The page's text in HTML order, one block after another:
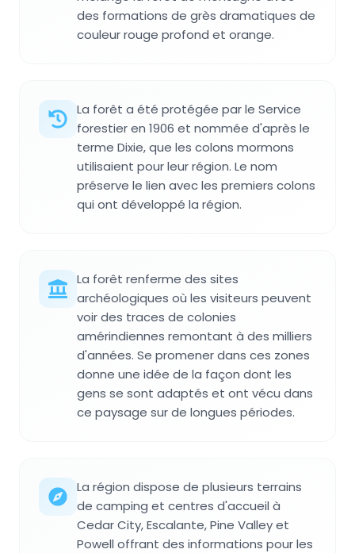
des formations de grès dramatiques de
couleur rouge profond et orange.
La forêt a été protégée par le Service
forestier en 1906 et nommée d'après le
terme Dixie, que les colons mormons
utilisaient pour leur région. Le nom
préserve le lien avec les premiers colons
qui ont développé la région.
La forêt renferme des sites
archéologiques où les visiteurs peuvent
voir des traces de colonies
amérindiennes remontant à des milliers
d'années. Se promener dans ces zones
donne une idée de la façon dont les
gens se sont adaptés et ont vécu dans
ce paysage sur de longues périodes.
La région dispose de plusieurs terrains
de camping et centres d'accueil à
Cedar City, Escalante, Pine Valley et
Powell offrant des informations pour les